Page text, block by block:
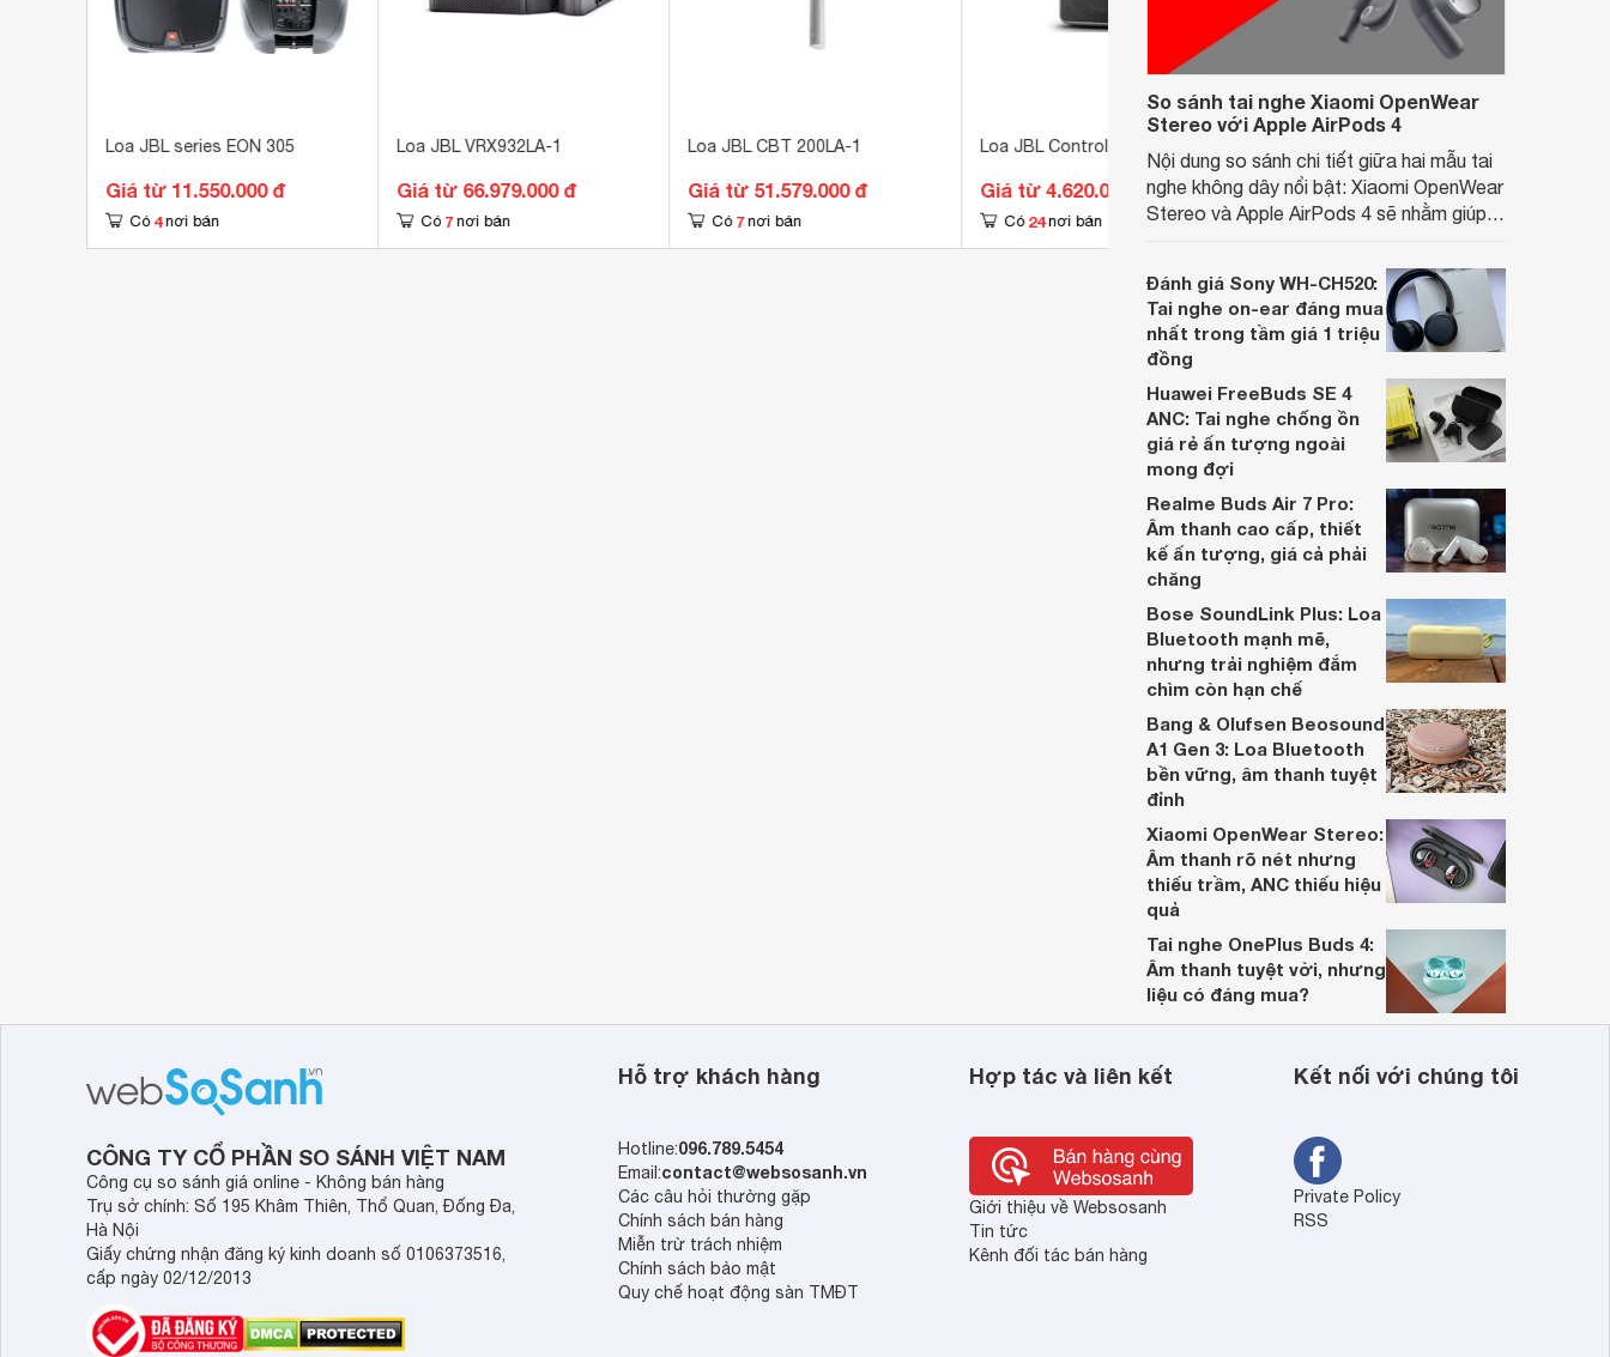
Loa JBL series EON 305
Giá từ 11.550.000 đ
Có 4 nơi bán
Loa JBL VRX932LA-1
Giá từ 66.979.000 đ
Có 7 nơi bán
Loa JBL CBT 200LA-1
Giá từ 51.579.000 đ
Có 7 nơi bán
Loa JBL Control 25-1
Giá từ 4.620.000 đ
Có 24 nơi bán
Loa JBL Control Pro 1
Giá từ 2.970.000 đ
Có 37 nơi bán
So sánh tai nghe Xiaomi OpenWear
Stereo với Apple AirPods 4
Nội dung so sánh chi tiết giữa hai mẫu tai
nghe không dây nổi bật: Xiaomi OpenWear
Stereo và Apple AirPods 4 sẽ nhằm giúp
dựa trên nhu cầu và sở thích cá nhân. Cả
hai đều là sản phẩm chất lượng cao,
nhưng hướng tới đối tượng khách hàng
khác nhau.
Đánh giá Sony WH-CH520:
Tai nghe on-ear đáng mua
nhất trong tầm giá 1 triệu
đồng
Huawei FreeBuds SE 4
ANC: Tai nghe chống ồn
giá rẻ ấn tượng ngoài
mong đợi
Realme Buds Air 7 Pro:
Âm thanh cao cấp, thiết
kế ấn tượng, giá cả phải
chăng
Bose SoundLink Plus: Loa
Bluetooth mạnh mẽ,
nhưng trải nghiệm đắm
chìm còn hạn chế
Bang & Olufsen Beosound
A1 Gen 3: Loa Bluetooth
bền vững, âm thanh tuyệt
đỉnh
Xiaomi OpenWear Stereo:
Âm thanh rõ nét nhưng
thiếu trầm, ANC thiếu hiệu
quả
Tai nghe OnePlus Buds 4:
Âm thanh tuyệt vời, nhưng
liệu có đáng mua?
CÔNG TY CỔ PHẦN SO SÁNH VIỆT NAM
Công cụ so sánh giá online - Không bán hàng
Trụ sở chính: Số 195 Khâm Thiên, Thổ Quan, Đống Đa,
Hà Nội
Giấy chứng nhận đăng ký kinh doanh số 0106373516,
cấp ngày 02/12/2013
Hỗ trợ khách hàng
Hotline:096.789.5454
Email:contact@websosanh.vn
Các câu hỏi thường gặp
Chính sách bán hàng
Miễn trừ trách nhiệm
Chính sách bảo mật
Quy chế hoạt động sàn TMĐT
Hợp tác và liên kết
Giới thiệu về Websosanh
Tin tức
Kênh đối tác bán hàng
Kết nối với chúng tôi
Private Policy
RSS